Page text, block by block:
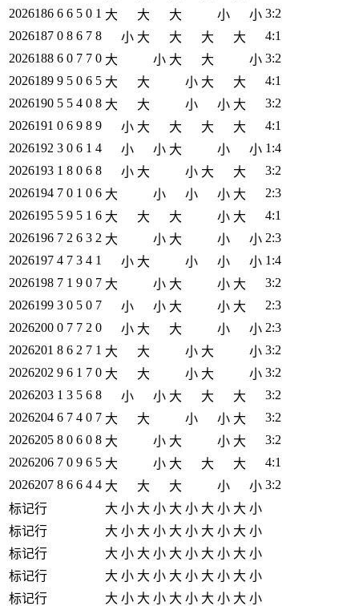
2026186 6 6 5 0 1 大 大 大 小 小 3:2
2026187 0 8 6 7 8 小 大 大 大 大
4:1
2026188 6 0 7 7 0 大 小 大 大 小 3:2
2026189 9 5 0 6 5 大 大 小 大 大
4:1
2026190 5 5 4 0 8 大 大 小 小 大
3:2
2026191 0 6 9 8 9 小 大 大 大 大
4:1
2026192 3 0 6 1 4 小 小 大 小 小 1:4
2026193 1 8 0 6 8 小 大 小 大 大
3:2
2026194 7 0 1 0 6 大 小 小 小 大
2:3
2026195 5 9 5 1 6 大 大 大 小 大
4:1
2026196 7 2 6 3 2 大 小 大 小 小 2:3
2026197 4 7 3 4 1 小 大 小 小 小 1:4
2026198 7 1 9 0 7 大 小 大 小 大
3:2
2026199 3 0 5 0 7 小 小 大 小 大
2:3
2026200 0 7 7 2 0 小 大 大 小 小 2:3
2026201 8 6 2 7 1 大 大 小 大 小 3:2
2026202 9 6 1 7 0 大 大 小 大 小 3:2
2026203 1 3 5 6 8 小 小 大 大 大
3:2
2026204 6 7 4 0 7 大 大 小 小 大
3:2
2026205 8 0 6 0 8 大 小 大 小 大
3:2
2026206 7 0 9 6 5 大 小 大 大 大
4:1
2026207 8 6 6 4 4 大 大 大 小 小 3:2
标记行
大 小 大 小 大 小 大 小 大 小
标记行
大 小 大 小 大 小 大 小 大 小
标记行
大 小 大 小 大 小 大 小 大 小
标记行
大 小 大 小 大 小 大 小 大 小
标记行
大 小 大 小 大 小 大 小 大 小